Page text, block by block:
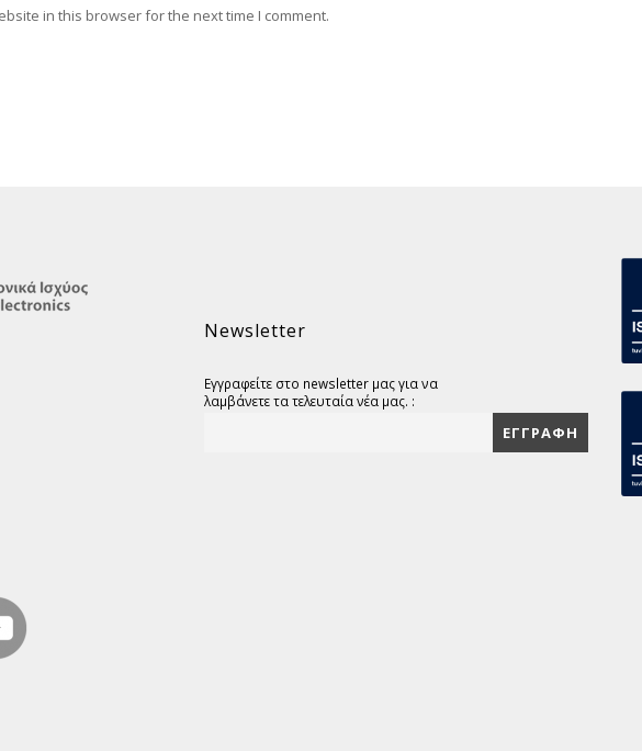
in this browser for the next time I comment.
Newsletter
Εγγραφείτε στο newsletter μας για να
λαμβάνετε τα τελευταία νέα μας. :